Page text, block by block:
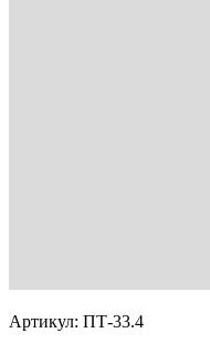
Артикул: ПТ-33.4